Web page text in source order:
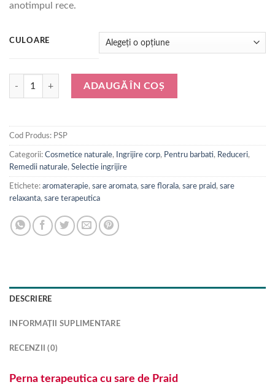
anotimpul rece.
CULOARE
Cantitate Perna terapeutica cu sare de Praid, 1 kg.
ADAUGĂ ÎN COȘ
Cod Produs: PSP
Categorii: Cosmetice naturale, Ingrijire corp, Pentru barbati, Reduceri,
Remedii naturale, Selectie ingrijire
Etichete: aromaterapie, sare aromata, sare florala, sare praid, sare
relaxanta, sare terapeutica
DESCRIERE
INFORMAȚII SUPLIMENTARE
RECENZII (0)
Perna terapeutica cu sare de Praid